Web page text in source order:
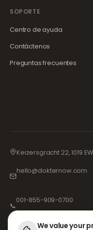
SOPORTE
Centro de ayuda
Contáctenos
Preguntas frecuentes
Keizersgracht 22, 1019
hello@dokternow.com
📞
001-855-909-0700
We value your